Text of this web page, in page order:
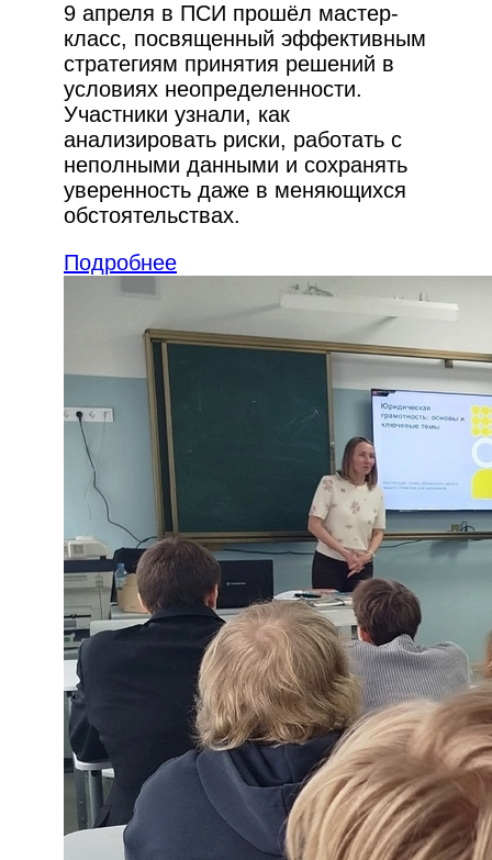
9 апреля в ПСИ прошёл мастер-
класс, посвященный эффективным
стратегиям принятия решений в
условиях неопределенности.
Участники узнали, как
анализировать риски, работать с
неполными данными и сохранять
уверенность даже в меняющихся
обстоятельствах.
Подробнее